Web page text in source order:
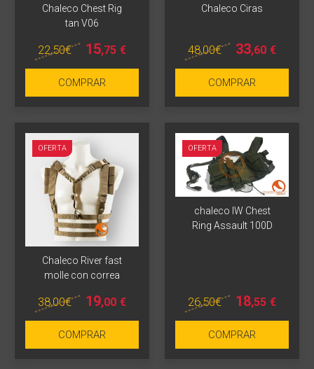
Chaleco Chest Rig
tan V06
22,50€ 15,75 €
COMPRAR
Chaleco Ciras
48,00€ 33,60 €
COMPRAR
OFERTA
Chaleco River fast
molle con correa
38,00€ 19,00 €
COMPRAR
OFERTA
chaleco IW Chest
Ring Assault 100D
26,50€ 18,55 €
COMPRAR